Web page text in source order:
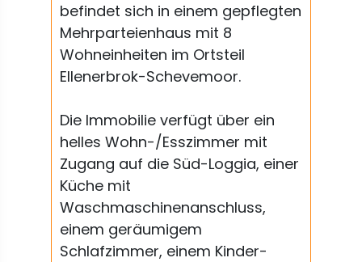
befindet sich in einem gepflegten
Mehrparteienhaus mit 8
Wohneinheiten im Ortsteil
Ellenerbrok-Schevemoor.
Die Immobilie verfügt über ein
helles Wohn-/Esszimmer mit
Zugang auf die Süd-Loggia, einer
Küche mit
Waschmaschinenanschluss,
einem geräumigem
Schlafzimmer, einem Kinder-